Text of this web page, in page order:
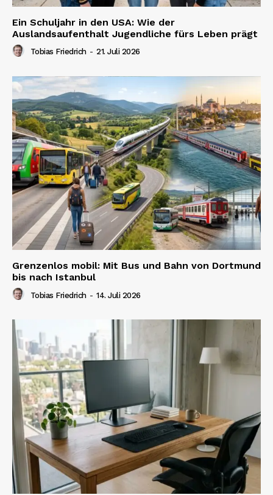
Ein Schuljahr in den USA: Wie der
Auslandsaufenthalt Jugendliche fürs Leben prägt
Tobias Friedrich - 21. Juli 2026
Grenzenlos mobil: Mit Bus und Bahn von Dortmund
bis nach Istanbul
Tobias Friedrich - 14. Juli 2026